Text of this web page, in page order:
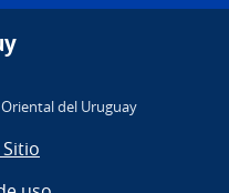
del Uruguay